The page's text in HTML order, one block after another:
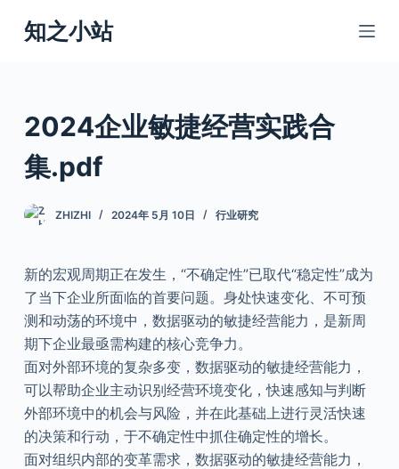
跳
过
知之小站
2024企业敏捷经营实践合
集.pdf
ZHIZHI 2024年 5月 10日 行业研究
新的宏观周期正在发生，“不确定性”已取代“稳定性”成为
了当下企业所面临的首要问题。身处快速变化、不可预
测和动荡的环境中，数据驱动的敏捷经营能力，是新周
期下企业最亟需构建的核心竞争力。
面对外部环境的复杂多变，数据驱动的敏捷经营能力，
可以帮助企业主动识别经营环境变化，快速感知与判断
外部环境中的机会与风险，并在此基础上进行灵活快速
的决策和行动，于不确定性中抓住确定性的增长。
面对组织内部的变革需求，数据驱动的敏捷经营能力，